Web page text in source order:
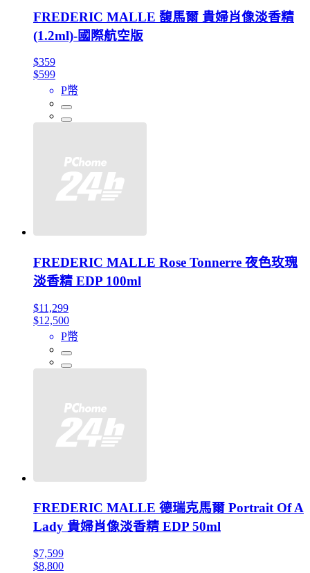
FREDERIC MALLE 馥馬爾 貴婦肖像淡香精
(1.2ml)-國際航空版
$359
$599
P幣
FREDERIC MALLE Rose Tonnerre 夜色玫瑰
淡香精 EDP 100ml
$11,299
$12,500
P幣
FREDERIC MALLE 德瑞克馬爾 Portrait Of A
Lady 貴婦肖像淡香精 EDP 50ml
$7,599
$8,800